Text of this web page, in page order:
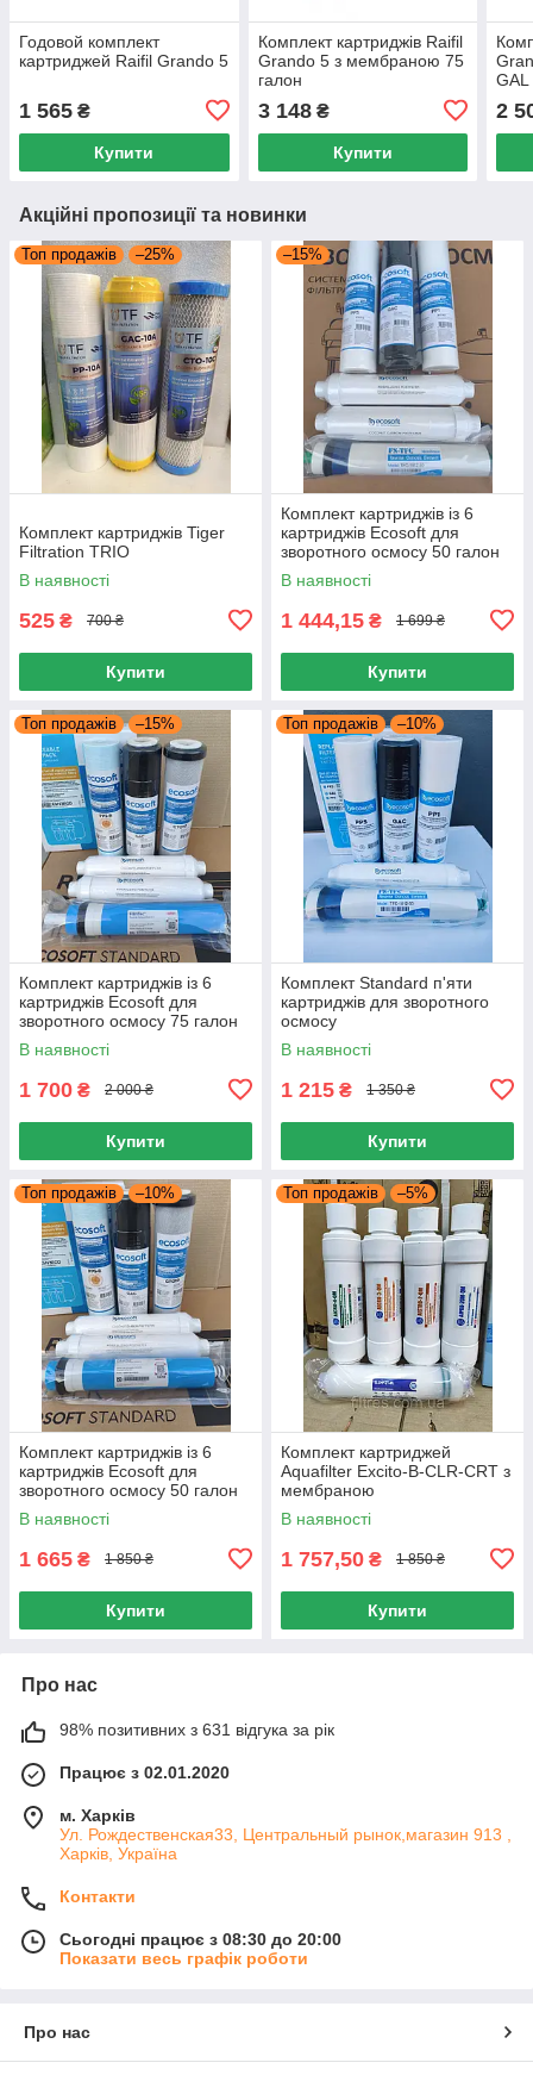
Годовой комплект
картриджей Raifil Grando 5
1 565 ₴
Купити
Комплект картриджів Raifil
Grando 5 з мембраною 75
галон
3 148₴
Купити
GAL
2
Акційні пропозиції та новинки
Топ продажів –25%
Комплект картриджів Tiger
Filtration TRIO
В наявності
525 ₴ 700 ₴
Купити
–15%
Комплект картриджів із 6
картриджів Ecosoft для
зворотного осмосу 50 галон
В наявності
1 444,15 ₴ 1 699 ₴
Купити
Топ продажів –15%
Комплект картриджів із 6
картриджів Ecosoft для
зворотного осмосу 75 галон
В наявності
1 700 ₴ 2 000 ₴
Купити
Топ продажів –10%
Комплект Standard п'яти
картриджів для зворотного
осмосу
В наявності
1 215 ₴ 1 350 ₴
Купити
Топ продажів –10%
Комплект картриджів із 6
картриджів Ecosoft для
зворотного осмосу 50 галон
В наявності
1 665 ₴ 1 850 ₴
Купити
Топ продажів –5%
Комплект картриджей
Aquafilter Excito-B-CLR-CRT з
мембраною
В наявності
1 757,50 ₴ 1 850 ₴
Купити
Про нас
98% позитивних з 631 відгука за рік
Працює з 02.01.2020
м. Харків
Ул. Рождественская33, Центральный рынок,магазин 913 ,
Харків, Україна
Контакти
Сьогодні працює з 08:30 до 20:00
Показати весь графік роботи
Про нас